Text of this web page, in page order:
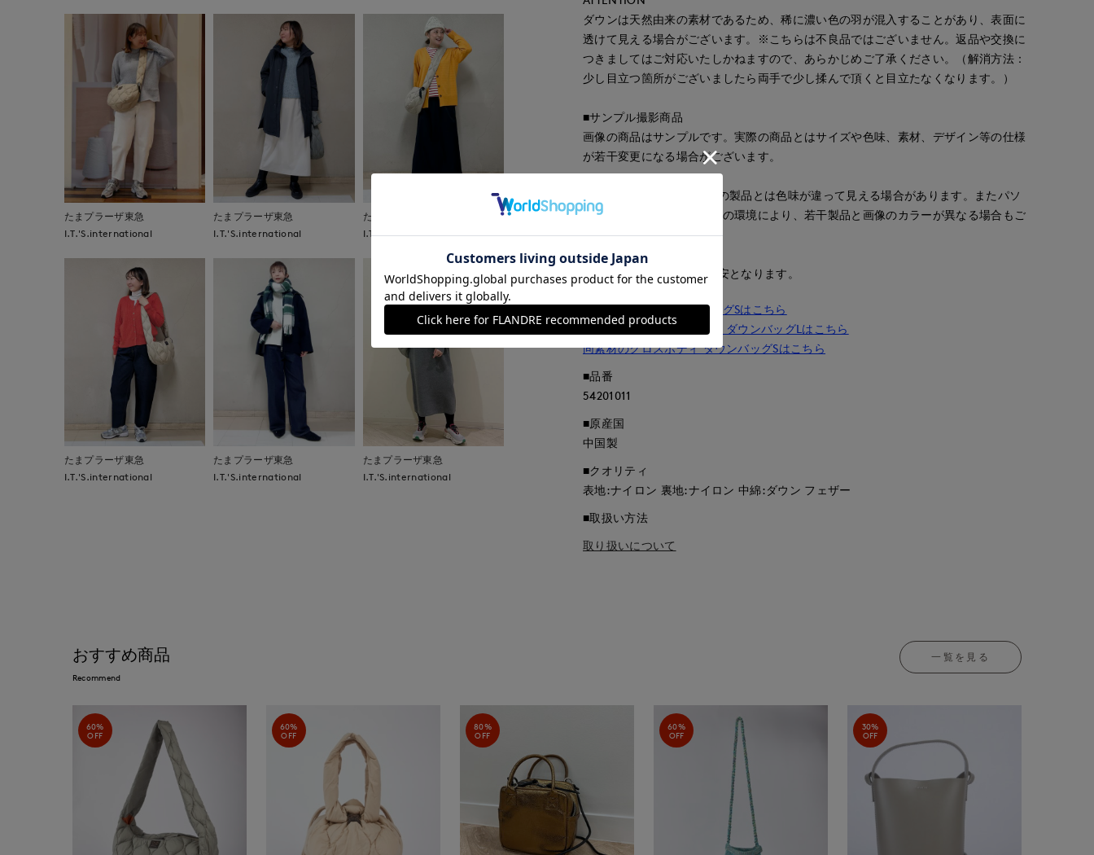
たまプラーザ東急
I.T.'S.international
たまプラーザ東急
I.T.'S.international
たまプラーザ東急
I.T.'S.international
たまプラーザ東急
I.T.'S.international
たまプラーザ東急
I.T.'S.international
たまプラーザ東急
I.T.'S.international
ダウンは天然由来の素材であるため、稀に濃い色の羽が混入することがあり、表面に
透けて見える場合がございます。※こちらは不良品ではございません。返品や交換に
つきましてはご対応いたしかねますので、あらかじめご了承ください。（解消方法：
少し目立つ箇所がございましたら両手で少し揉んで頂くと目立たなくなります。）
■サンプル撮影商品
画像の商品はサンプルです。実際の商品とはサイズや色味、素材、デザイン等の仕様
が若干変更になる場合がございます。
■照明の関係により、実際の製品とは色味が違って見える場合があります。またパソ
コン・スマートフォンなどの環境により、若干製品と画像のカラーが異なる場合もご
ざいます。
■サイズ表記はあくまで目安となります。
同素材のダウントートバッグSはこちら
同素材のバナナショルダー ダウンバッグLはこちら
同素材のクロスボディ ダウンバッグSはこちら
■品番
54201011
■原産国
中国製
■クオリティ
表地:ナイロン 裏地:ナイロン 中綿:ダウン フェザー
■取扱い方法
取り扱いについて
おすすめ商品
Recommend
一覧を見る
60%
OFF
60%
OFF
80%
OFF
60%
OFF
30%
OFF